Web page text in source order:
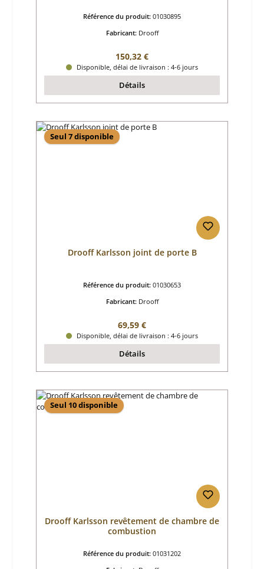
Référence du produit: 01030895
Fabricant: Drooff
Prix régulier :
150,32 €
Disponible, délai de livraison : 4-6 jours
Détails
Seul 7 disponible
Drooff Karlsson joint de porte B
Référence du produit: 01030653
Fabricant: Drooff
Prix régulier :
69,59 €
Disponible, délai de livraison : 4-6 jours
Détails
Seul 10 disponible
Drooff Karlsson revêtement de chambre de
combustion
Référence du produit: 01031202